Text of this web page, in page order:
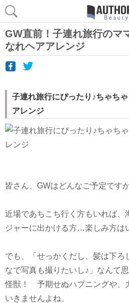
GW直前！子連れ旅行のマ
なれヘアアレンジ
子連れ旅行にぴったり♪ちゃち
アレンジ
皆さん、GWはどんなご予定です
近場であちこち行く方もいれば、
ジャーに出かける方…楽しみ方は
でも、「せっかくだし、髪は下
なで写真も撮りたいし♪」なんて
怪獣！ 予期せぬハプニングや、
いきませんよね。